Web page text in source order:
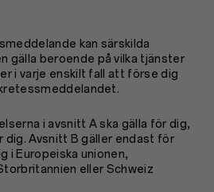
kan särskilda
gälla beroende på vilka tjänster
i varje enskilt fall att förse dig
i avsnitt A ska gälla för dig,
dig. Avsnitt B gäller endast för
i Europeiska unionen,
eller Schweiz